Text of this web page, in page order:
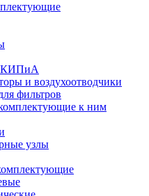
КИПиА
и воздухоотводчики
фильтров
к ним
узлы